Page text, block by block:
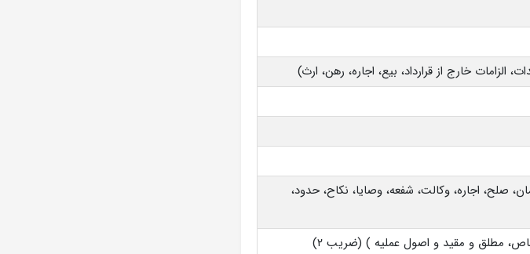
خارج از قرارداد، بیع، اجاره، رهن، ارث)
صلح، اجاره، وکالت، شفعه، وصایا، نکاح، حدود،
مطلق و مقید و اصول عملیه ) (ضریب ۲)